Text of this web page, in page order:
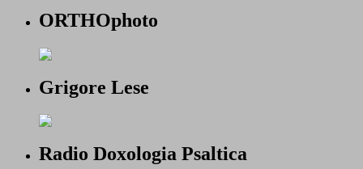
ORTHOphoto
Grigore Lese
Radio Doxologia Psaltica